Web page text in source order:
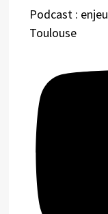
Podcast :
Toulouse